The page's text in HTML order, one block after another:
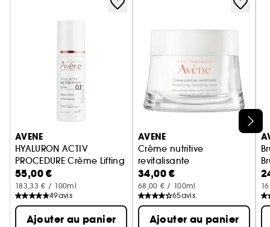
Ignorer le carrousel produits
AVENE
HYALURON ACTIV
PROCEDURE Crème Lifting
Anti âge
55,00 €
183,33 € / 100ml
49avis
Ajouter au panier
AVENE
Crème nutritive
revitalisante
Crème hydratante visage
34,00 €
68,00 € / 100ml
65avis
Ajouter au panier